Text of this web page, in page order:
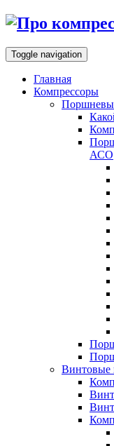
Toggle navigation
Главная
Компрессоры
АСО
Винтовые